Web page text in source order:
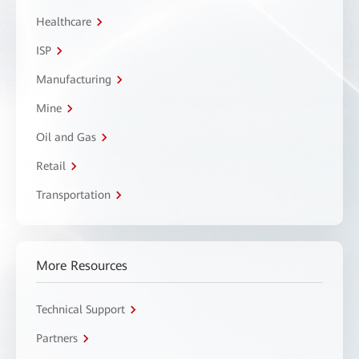
Healthcare
ISP
Manufacturing
Mine
Oil and Gas
Retail
Transportation
More Resources
Technical Support
Partners